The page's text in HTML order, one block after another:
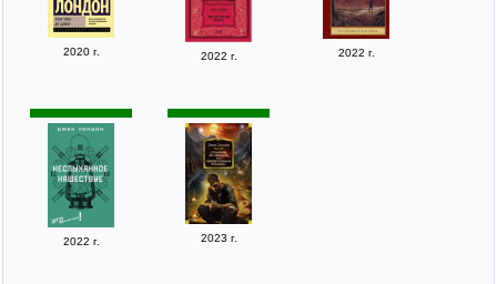
2020 г. 2022 г. 2022 г.
2022 г. 2023 г.